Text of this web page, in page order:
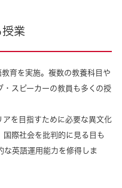
業
育を実施。複数の教養科目や
スピーカーの教員も多くの授
アを目指すために必要な異文化
国際社会を批判的に見る目も
な英語運用能力を修得しま